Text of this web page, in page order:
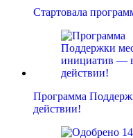
Стартовала
Программа
действии!